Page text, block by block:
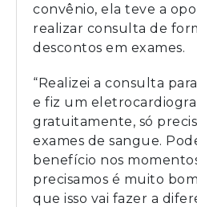
convênio, ela teve a
realizar consulta de
descontos em exames.
“Realizei a consulta
e fiz um
gratuitamente, só
exames de sangue.
benefício nos
precisamos é muito
que isso vai fazer a